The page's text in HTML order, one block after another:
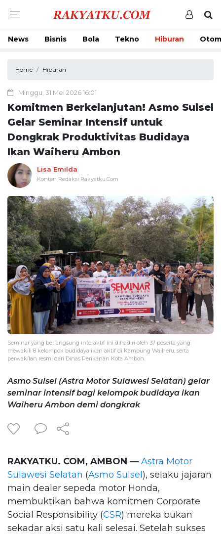
News Bisnis Bola Tekno Hiburan
Home Hiburan
Minggu, 31 Mei 2026 16:01
Komitmen Berkelanjutan! Asmo Sulsel
Gelar Seminar Intensif untuk
Dongkrak Produktivitas Budidaya
Ikan Waiheru Ambon
Lisa Emilda
Konten Redaksi Rakyatku.Com
Seminar yang berlangsung interaktif ini dihadiri oleh 37 peserta yang
mewakili 8 kelompok budidaya ikan aktif di Kampung Waiheru, serta
perwakilan resmi dari Dinas Perikanan Kota Ambon.
Asmo Sulsel (Astra Motor Sulawesi Selatan) gelar
seminar intensif bagi kelompok budidaya ikan
Waiheru Ambon demi dongkrak
RAKYATKU. COM, AMBON — Astra Motor
Sulawesi Selatan (Asmo Sulsel ), selaku jajaran
main dealer sepeda motor Honda,
membuktikan bahwa komitmen Corporate
Social Responsibility (CSR) mereka bukan
sekadar aksi satu kali selesai. Setelah sukses